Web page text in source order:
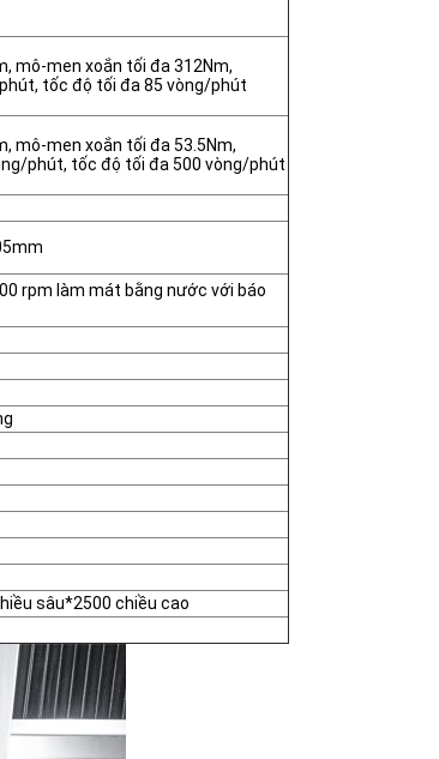
mô-men xoắn tối đa 312Nm,
tốc độ tối đa 85 vòng/phút
mô-men xoắn tối đa 53.5Nm,
phút, tốc độ tối đa 500 vòng/phút
rpm làm mát bằng nước với báo
sâu*2500 chiều cao